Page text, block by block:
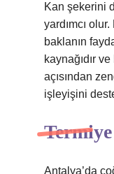
Kan şekerini
yardımcı
baklanın
kaynağıdır
açısından
işleyişini
Antalya’da